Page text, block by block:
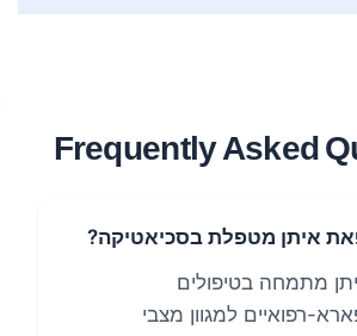
Frequently Asked
איתן מטפלת בסכיאטיקה?
מתמחה בטיפולים
רפואיים למגוון מצבי